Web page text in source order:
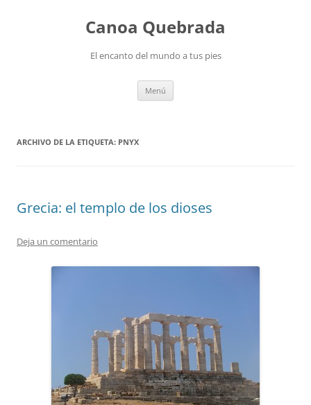
Canoa Quebrada
El encanto del mundo a tus pies
Menú
ARCHIVO DE LA ETIQUETA: PNYX
Grecia: el templo de los dioses
Deja un comentario